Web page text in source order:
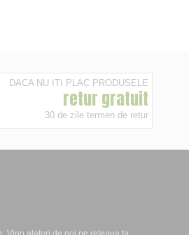
DACA NU ITI PLAC PRODUSELE
retur gratuit
30 de zile termen de retur